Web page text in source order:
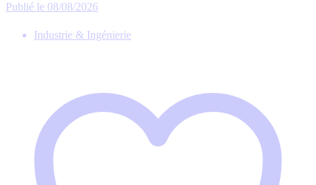
Publié le 08/08/2026
Industrie & Ingénierie